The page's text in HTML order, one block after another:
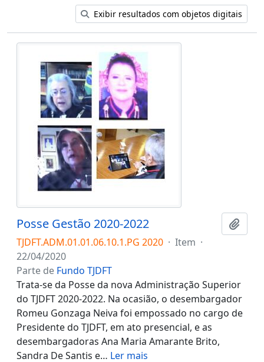
Exibir resultados com objetos digitais
Posse Gestão 2020-2022
TJDFT.ADM.01.01.06.10.1.PG 2020 · Item ·
22/04/2020
Parte de Fundo TJDFT
Trata-se da Posse da nova Administração Superior
do TJDFT 2020-2022. Na ocasião, o desembargador
Romeu Gonzaga Neiva foi empossado no cargo de
Presidente do TJDFT, em ato presencial, e as
desembargadoras Ana Maria Amarante Brito,
Sandra De Santis e… Ler mais